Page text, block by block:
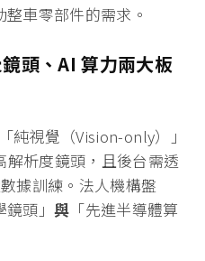
車零部件的需求。
頭、AI 算力兩大板
純視覺（Vision-only）」
解析度鏡頭，且後台需透
據訓練。法人機構盤
鏡頭」與 「先進半導體算